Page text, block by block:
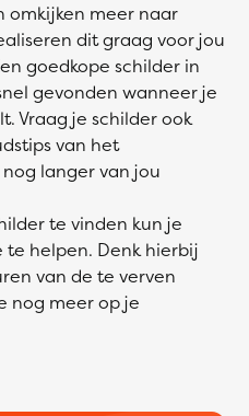
omkijken meer naar
dit graag voor jou
goedkope schilder in
gevonden wanneer je
Vraag je schilder ook
van het
langer van jou
te vinden kun je
helpen. Denk hierbij
van de te verven
nog meer op je